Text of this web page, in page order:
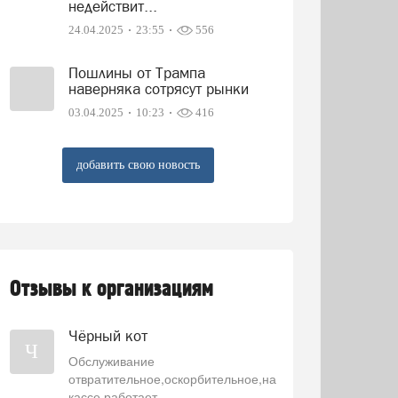
недействит...
24.04.2025 23:55 556
Пошлины от Трампа
наверняка сотрясут рынки
03.04.2025 10:23 416
добавить свою новость
Отзывы к организациям
Ч
Чёрный кот
Обслуживание
отвратительное,оскорбительное,на